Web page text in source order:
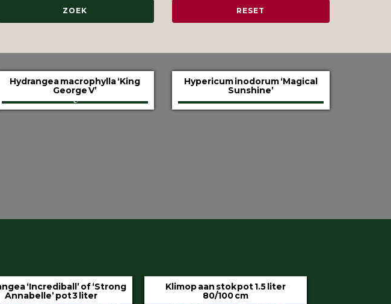
Hydrangea macrophylla ‘King
George V’
Hypericum inodorum ‘Magical
Sunshine’
of ‘Strong
liter
Klimop aan stok pot 1.5 liter